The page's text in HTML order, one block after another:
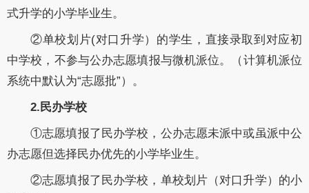
式升学的小学毕业生。
②单校划片(对口升学）的学生，直接录取到对应初
中学校，不参与公办志愿填报与微机派位。（计算机派位
系统中默认为“志愿批”）。
2.民办学校
①志愿填报了民办学校，公办志愿未派中或虽派中公
办志愿但选择民办优先的小学毕业生。
②志愿填报了民办学校，单校划片（对口升学）的小